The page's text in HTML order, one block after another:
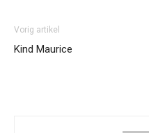
Vorig artikel
Kind Maurice